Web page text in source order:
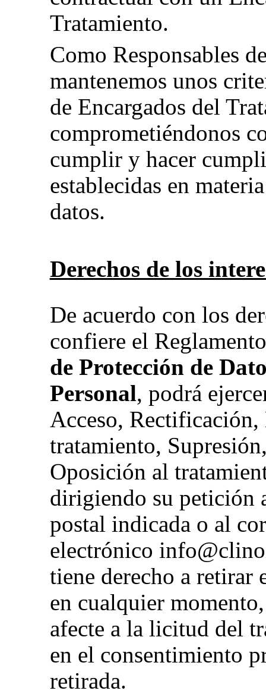
Tratamiento.
Como Responsables
mantenemos unos
de Encargados del
comprometiéndonos
cumplir y hacer
establecidas en
datos.
Derechos de los
De acuerdo con los
confiere el
de Protección de
Personal, podrá
Acceso,
tratamiento,
Oposición al
dirigiendo su petición
postal indicada o al
electrónico
tiene derecho a retirar
en cualquier
afecte a la licitud del
en el consentimiento
retirada.